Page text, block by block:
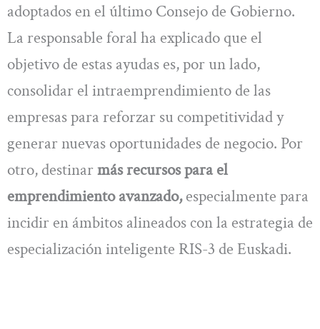
adoptados en el último Consejo de Gobierno.
La responsable foral ha explicado que el
objetivo de estas ayudas es, por un lado,
consolidar el intraemprendimiento de las
empresas para reforzar su competitividad y
generar nuevas oportunidades de negocio. Por
otro, destinarmás recursos para el
emprendimiento avanzado,especialmente para
incidir en ámbitos alineados con la estrategia de
especialización inteligente RIS-3 de Euskadi.